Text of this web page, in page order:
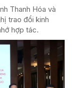
Thanh Hóa và
trao đổi kinh
hợp tác.